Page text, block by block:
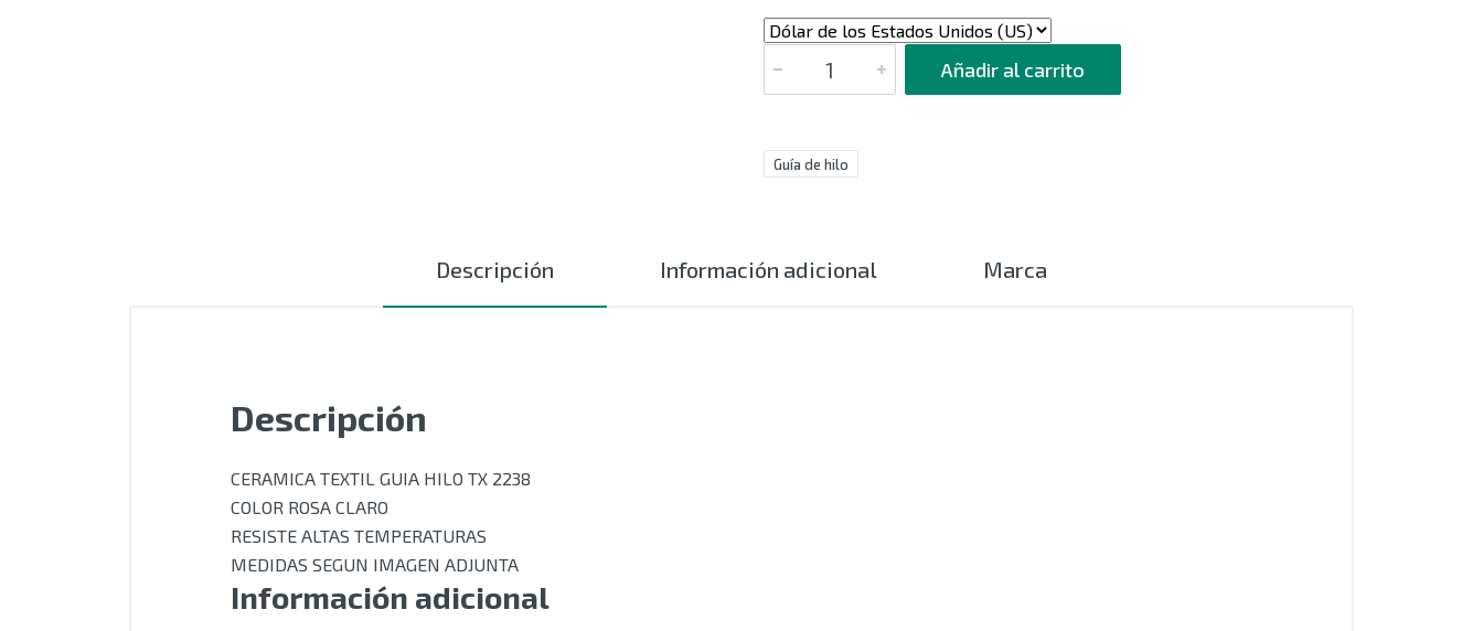
CANTIDAD
Añadir al carrito
Guía de hilo
Descripción Información adicional Marca
Descripción
CERAMICA TEXTIL GUIA HILO TX 2238
COLOR ROSA CLARO
RESISTE ALTAS TEMPERATURAS
MEDIDAS SEGUN IMAGEN ADJUNTA
Información adicional